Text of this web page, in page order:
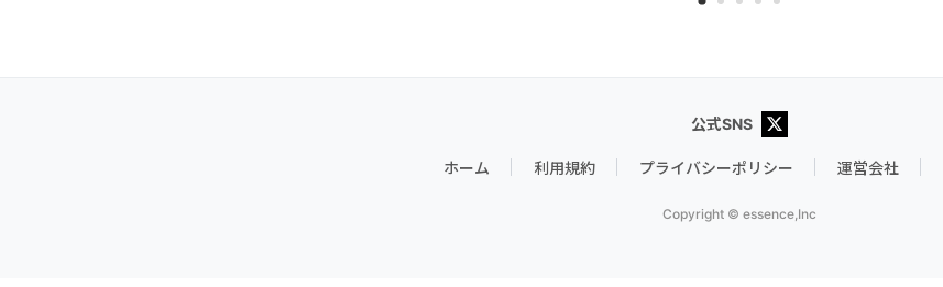
公式SNS
ホーム 利用規約 プライバシーポリシー 運営会社
Copyright © essence,Inc